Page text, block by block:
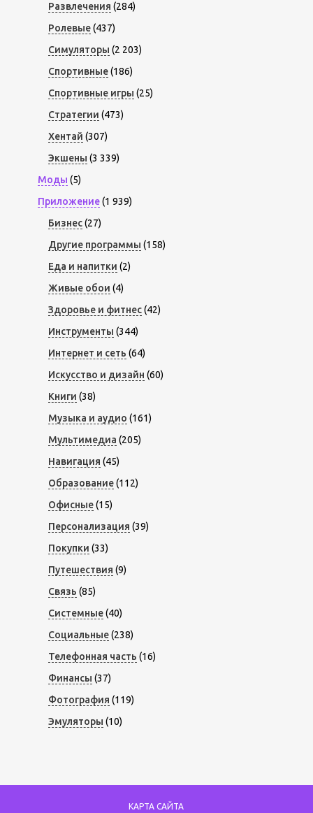
Развлечения (284)
Ролевые(437)
Симуляторы (2 203)
Спортивные(186)
Спортивные игры (25)
Стратегии (473)
Хентай (307)
Экшены (3 339)
Моды (5)
Приложение(1 939)
Бизнес(27)
Другие программы (158)
Еда и напитки (2)
Живые обои (4)
Здоровье и фитнес(42)
Инструменты (344)
Интернет и сеть (64)
Искусство и дизайн (60)
Книги (38)
Музыка и аудио (161)
Мультимедиа (205)
Навигация (45)
Образование(112)
Офисные(15)
Персонализация (39)
Покупки (33)
Путешествия (9)
Связь (85)
Системные(40)
Социальные(238)
Телефонная часть (16)
Финансы (37)
Фотография (119)
Эмуляторы (10)
КАРТА САЙТА